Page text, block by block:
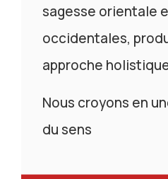
sagesse orientale
occidentales,
approche
Nous croyons en
du sens